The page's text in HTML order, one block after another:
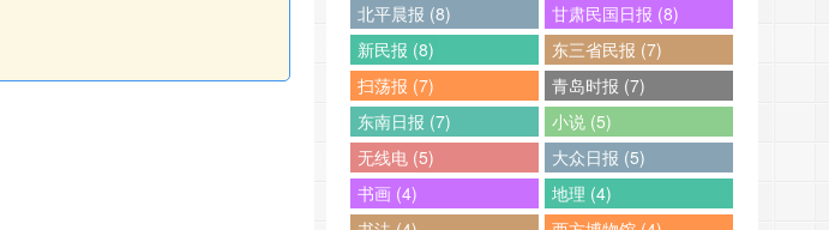
北平晨报 (8)
甘肃民国日报 (8)
新民报 (8)
东三省民报 (7)
扫荡报 (7)
青岛时报 (7)
东南日报 (7)
小说 (5)
无线电 (5)
大众日报 (5)
书画 (4)
地理 (4)